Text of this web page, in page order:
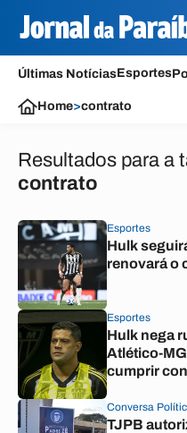
Últimas NotíciasEsportes
Home>contrato
Resultados para a
contrato
Esportes
Hulk
renovará o
Esportes
Hulk nega
Atlético-
cumprir
Conversa
TJPB